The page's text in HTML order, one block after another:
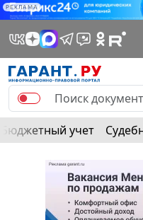
РЕКЛАМА
Бюджетный учет